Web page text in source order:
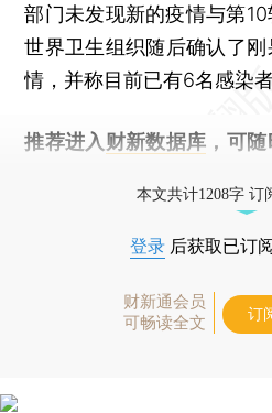
部门未发现新的疫情与第10
世界卫生组织随后确认了
情，并称目前已有6名感染
推荐进入 财新数据库 ，可
本文共计1208字 订
登录 后获取已订
财新通会员
可畅读全文
订